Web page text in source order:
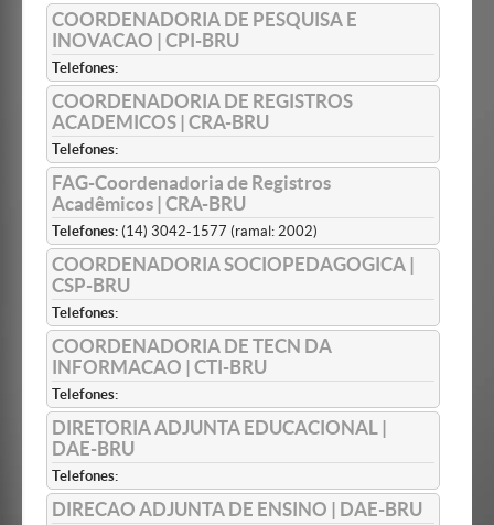
COORDENADORIA DE PESQUISA E
INOVACAO | CPI-BRU
Telefones:
COORDENADORIA DE REGISTROS
ACADEMICOS | CRA-BRU
Telefones:
FAG-Coordenadoria de Registros
Acadêmicos | CRA-BRU
Telefones: (14) 3042-1577 (ramal: 2002)
COORDENADORIA SOCIOPEDAGOGICA |
CSP-BRU
Telefones:
COORDENADORIA DE TECN DA
INFORMACAO | CTI-BRU
Telefones:
DIRETORIA ADJUNTA EDUCACIONAL |
DAE-BRU
Telefones:
DIRECAO ADJUNTA DE ENSINO | DAE-BRU